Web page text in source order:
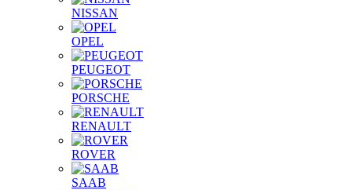
NISSAN
OPEL
PEUGEOT
PORSCHE
RENAULT
ROVER
SAAB